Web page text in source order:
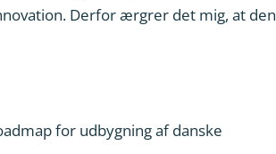
Derfor ærgrer det mig, at den
for udbygning af danske